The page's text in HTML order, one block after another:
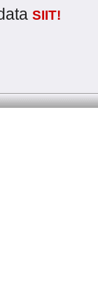
SIIT!